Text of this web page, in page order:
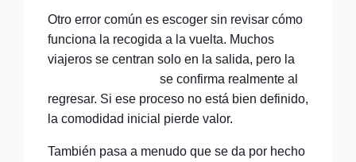
Otro error común es escoger sin revisar cómo
funciona la recogida a la vuelta. Muchos
viajeros se centran solo en la salida, pero la
se confirma realmente al
regresar. Si ese proceso no está bien definido,
la comodidad inicial pierde valor.
También pasa a menudo que se da por hecho